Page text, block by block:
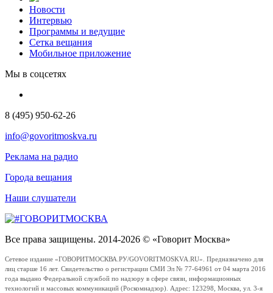
Новости
Интервью
Программы и ведущие
Сетка вещания
Мобильное приложение
Мы в соцсетях
8 (495) 950-62-26
info@govoritmoskva.ru
Реклама на радио
Города вещания
Наши слушатели
Все права защищены. 2014-2026 © «Говорит Москва»
Сетевое издание «ГОВОРИТМОСКВА.РУ/GOVORITMOSKVA.RU». Предназначено для
лиц старше 16 лет. Свидетельство о регистрации СМИ Эл № 77-64961 от 04 марта 2016
года выдано Федеральной службой по надзору в сфере связи, информационных
технологий и массовых коммуникаций (Роскомнадзор). Адрес: 123298, Москва, ул. 3-я